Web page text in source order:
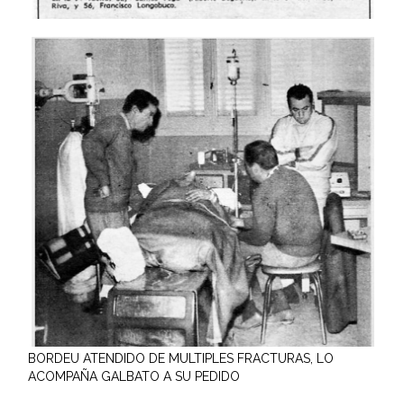
BORDEU ATENDIDO DE MULTIPLES FRACTURAS, LO
ACOMPAÑA GALBATO A SU PEDIDO